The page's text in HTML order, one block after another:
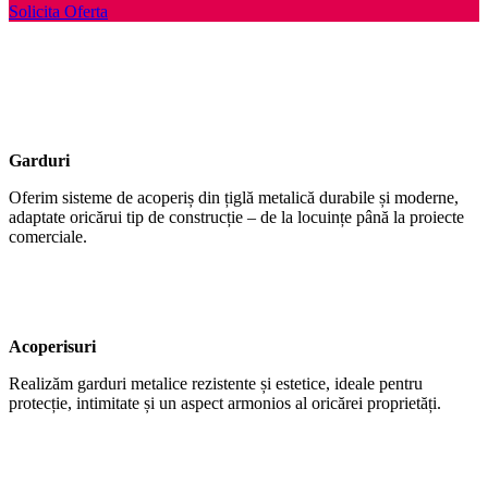
Solicita Oferta
Garduri
Oferim sisteme de acoperiș din țiglă metalică durabile și moderne,
adaptate oricărui tip de construcție – de la locuințe până la proiecte
comerciale.
Acoperisuri
Realizăm garduri metalice rezistente și estetice, ideale pentru
protecție, intimitate și un aspect armonios al oricărei proprietăți.